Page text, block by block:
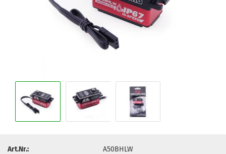
Art.Nr.:
A50BHLW